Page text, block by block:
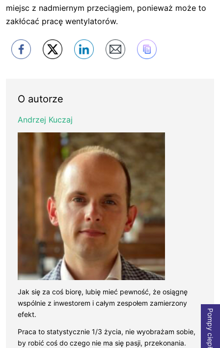
Pompy ciepła
miejsc z nadmiernym przeciągiem, ponieważ może to
zakłócać pracę wentylatorów.
O autorze
Andrzej Kuczaj
Jak się za coś biorę, lubię mieć pewność, że osiągnę
wspólnie z inwestorem i całym zespołem zamierzony
efekt.
Praca to statystycznie 1/3 życia, nie wyobrażam sobie,
by robić coś do czego nie ma się pasji, przekonania.